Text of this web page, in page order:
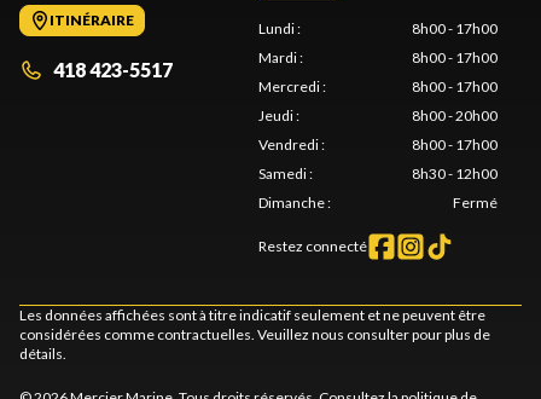
ITINÉRAIRE
418 423-5517
Lundi:
8h00 - 17h00
Mardi:
8h00 - 17h00
Mercredi:
8h00 - 17h00
Jeudi:
8h00 - 20h00
Vendredi:
8h00 - 17h00
Samedi:
8h30 - 12h00
Dimanche: Fermé
Restez connecté
Les données affichées sont à titre indicatif seulement et ne peuvent être
considérées comme contractuelles. Veuillez nous consulter pour plus de
détails.